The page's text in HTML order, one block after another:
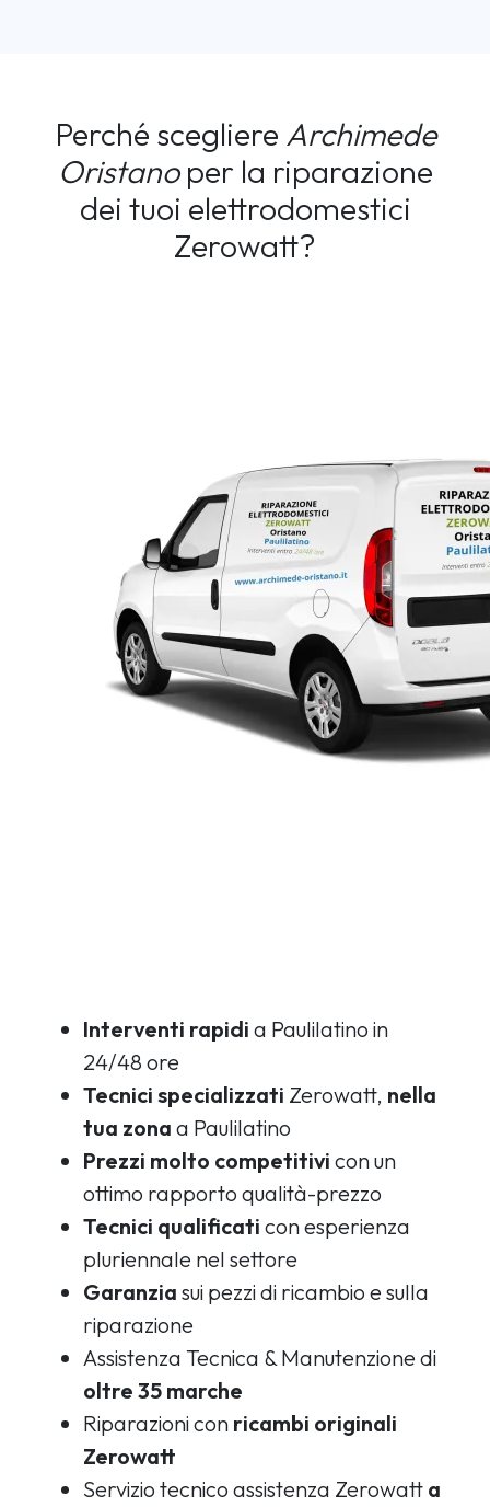
Perché scegliere Archimede
Oristanoper la riparazione
dei tuoi elettrodomestici
Zerowatt?
Interventi rapidi a Paulilatino in
24/48 ore
Tecnici specializzati Zerowatt, nella
tua zona a Paulilatino
Prezzi molto competitivi con un
ottimo rapporto qualità-prezzo
Tecnici qualificati con esperienza
pluriennale nel settore
Garanzia sui pezzi di ricambio e sulla
riparazione
Assistenza Tecnica & Manutenzione di
oltre 35 marche
Riparazioni con ricambi originali
Zerowatt
Servizio tecnico assistenza Zerowatt a